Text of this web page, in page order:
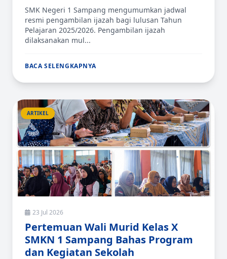
SMK Negeri 1 Sampang mengumumkan jadwal
resmi pengambilan ijazah bagi lulusan Tahun
Pelajaran 2025/2026. Pengambilan ijazah
dilaksanakan mul...
BACA SELENGKAPNYA
ARTIKEL
23 Jul 2026
Pertemuan Wali Murid Kelas X
SMKN 1 Sampang Bahas Program
dan Kegiatan Sekolah